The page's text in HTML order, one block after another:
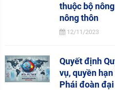
thuộc bộ
nông thôn
12/11/2023
Quyết định
vụ, quyền
Phái đoàn